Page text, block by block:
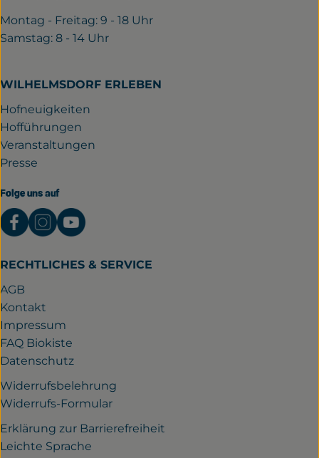
Montag - Freitag: 9 - 18 Uhr
Samstag: 8 - 14 Uhr
WILHELMSDORF ERLEBEN
Hofneuigkeiten
Hofführungen
Veranstaltungen
Presse
Folge uns auf
Externer Link zu https://www.facebook.com/
Externer Link zu https://
Externer Link zu https://
RECHTLICHES & SERVICE
AGB
Kontakt
Impressum
FAQ Biokiste
Datenschutz
Widerrufsbelehrung
Widerrufs-Formular
Erklärung zur Barrierefreiheit
Leichte Sprache